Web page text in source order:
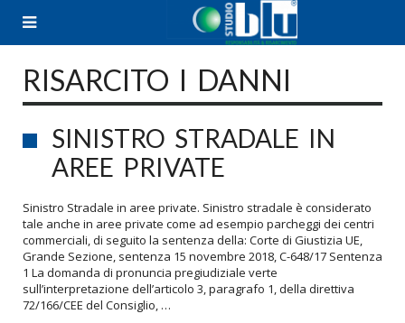
RISARCITO I DANNI
SINISTRO STRADALE IN
AREE PRIVATE
Sinistro Stradale in aree private. Sinistro stradale è considerato
tale anche in aree private come ad esempio parcheggi dei centri
commerciali, di seguito la sentenza della: Corte di Giustizia UE,
Grande Sezione, sentenza 15 novembre 2018, C-648/17 Sentenza
1 La domanda di pronuncia pregiudiziale verte
sull’interpretazione dell’articolo 3, paragrafo 1, della direttiva
72/166/CEE del Consiglio, …